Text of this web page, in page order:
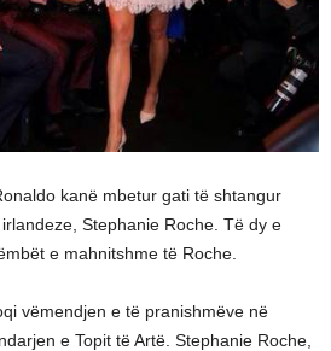
kanë mbetur gati të shtangur
Stephanie Roche. Të dy e
e mahnitshme të Roche.
vëmendjen e të pranishmëve në
e Topit të Artë. Stephanie Roche,